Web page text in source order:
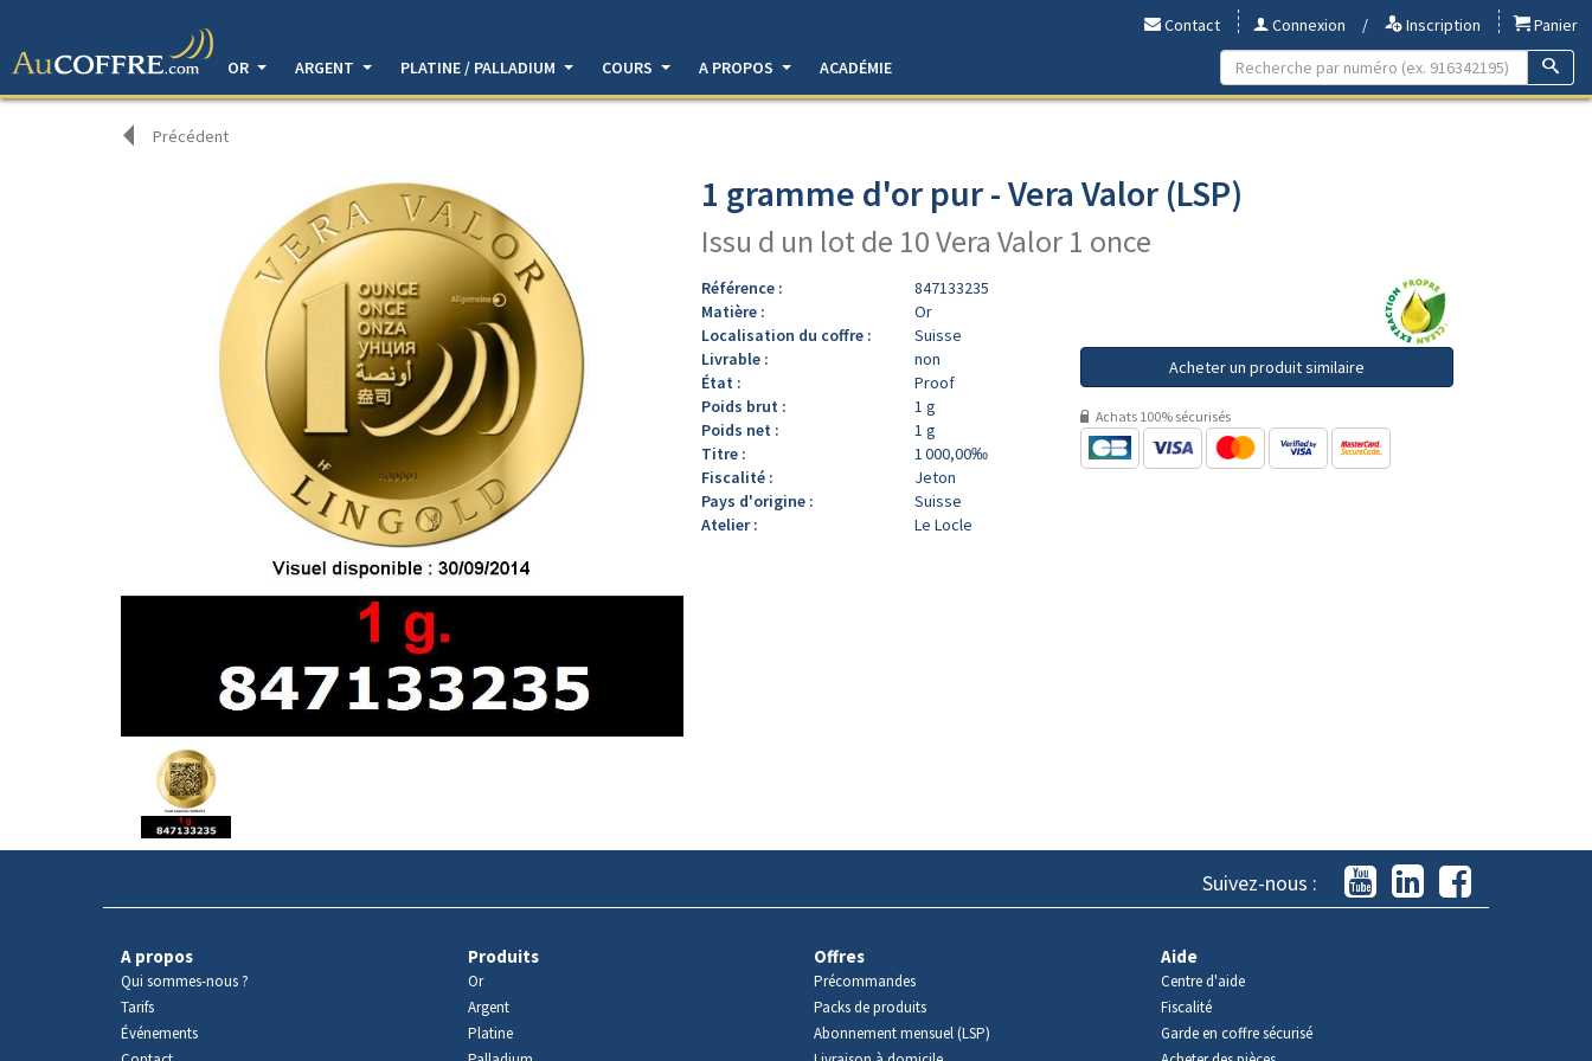
Contact Connexion / Inscription
Panier
OR
ARGENT PLATINE / PALLADIUM COURS A PROPOS ACADÉMIE
Précédent
produit
1 gramme d'or pur - Vera Valor (LSP)
Issu d un lot de 10 Vera Valor 1 once
Référence :
847133235
Matière :
Or
Localisation du coffre :
Suisse
Livrable :
non
État :
Proof
Poids brut :
1 g
Poids net :
1 g
Titre :
1 000,00‰
Fiscalité :
Jeton
Pays d'origine :
Suisse
Atelier :
Le Locle
Acheter un produit similaire
Achats 100% sécurisés
Suivez-nous :
A propos
Qui sommes-nous ?
Tarifs
Événements
Produits
Or
Argent
Platine
Offres
Précommandes
Packs de produits
Abonnement mensuel (LSP)
Aide
Centre d'aide
Fiscalité
Garde en coffre sécurisé